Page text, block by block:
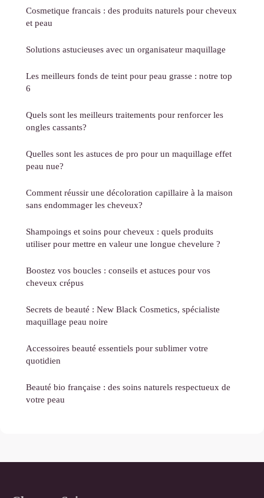
Cosmetique francais : des produits naturels pour cheveux
et peau
Solutions astucieuses avec un organisateur maquillage
Les meilleurs fonds de teint pour peau grasse : notre top
6
Quels sont les meilleurs traitements pour renforcer les
ongles cassants?
Quelles sont les astuces de pro pour un maquillage effet
peau nue?
Comment réussir une décoloration capillaire à la maison
sans endommager les cheveux?
Shampoings et soins pour cheveux : quels produits
utiliser pour mettre en valeur une longue chevelure ?
Boostez vos boucles : conseils et astuces pour vos
cheveux crépus
Secrets de beauté : New Black Cosmetics, spécialiste
maquillage peau noire
Accessoires beauté essentiels pour sublimer votre
quotidien
Beauté bio française : des soins naturels respectueux de
votre peau